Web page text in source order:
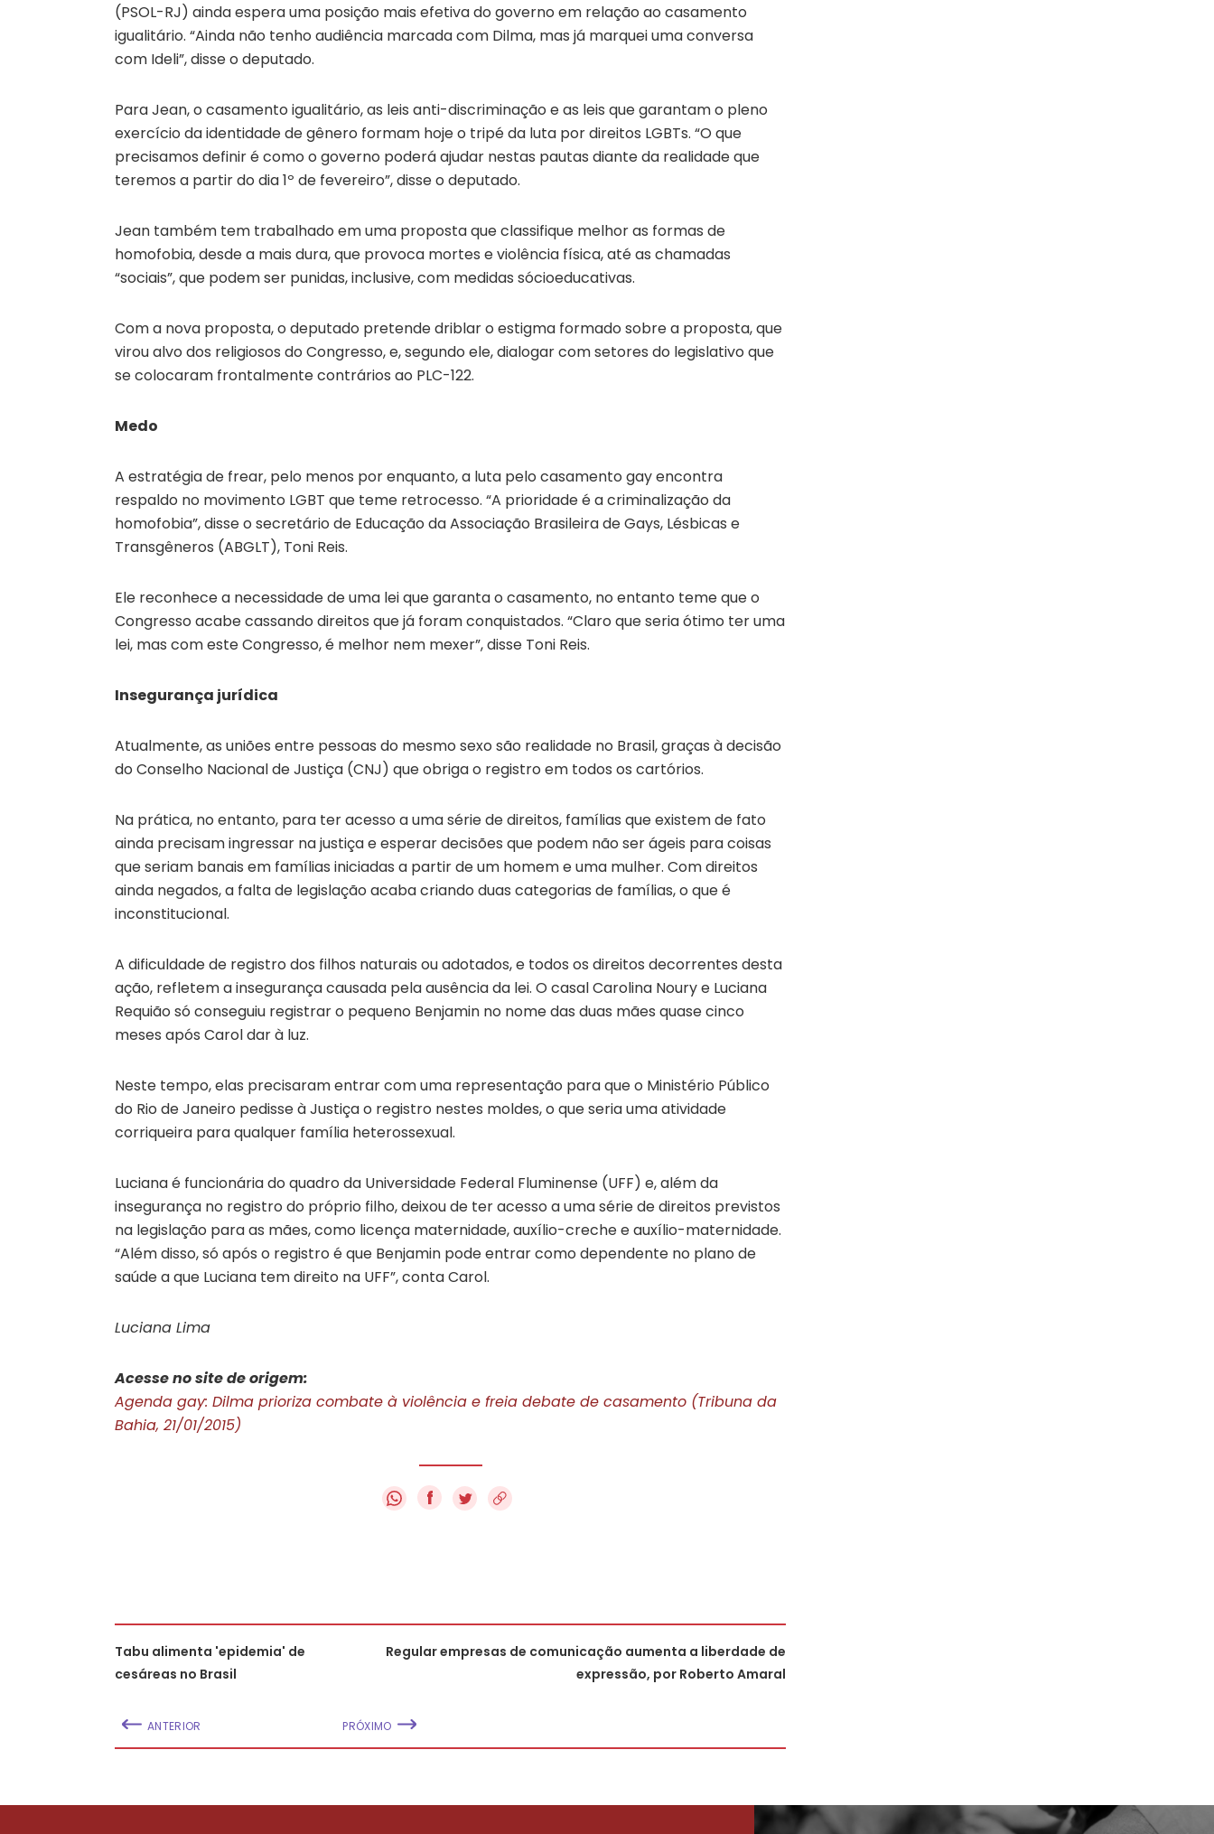
(PSOL-RJ) ainda espera uma posição mais efetiva do governo em relação ao casamento
igualitário. “Ainda não tenho audiência marcada com Dilma, mas já marquei uma conversa
com Ideli”, disse o deputado.
Para Jean, o casamento igualitário, as leis anti-discriminação e as leis que garantam o pleno
exercício da identidade de gênero formam hoje o tripé da luta por direitos LGBTs. “O que
precisamos definir é como o governo poderá ajudar nestas pautas diante da realidade que
teremos a partir do dia 1º de fevereiro”, disse o deputado.
Jean também tem trabalhado em uma proposta que classifique melhor as formas de
homofobia, desde a mais dura, que provoca mortes e violência física, até as chamadas
“sociais”, que podem ser punidas, inclusive, com medidas sócioeducativas.
Com a nova proposta, o deputado pretende driblar o estigma formado sobre a proposta, que
virou alvo dos religiosos do Congresso, e, segundo ele, dialogar com setores do legislativo que
se colocaram frontalmente contrários ao PLC-122.
Medo
A estratégia de frear, pelo menos por enquanto, a luta pelo casamento gay encontra
respaldo no movimento LGBT que teme retrocesso. “A prioridade é a criminalização da
homofobia”, disse o secretário de Educação da Associação Brasileira de Gays, Lésbicas e
Transgêneros (ABGLT), Toni Reis.
Ele reconhece a necessidade de uma lei que garanta o casamento, no entanto teme que o
Congresso acabe cassando direitos que já foram conquistados. “Claro que seria ótimo ter uma
lei, mas com este Congresso, é melhor nem mexer”, disse Toni Reis.
Insegurança jurídica
Atualmente, as uniões entre pessoas do mesmo sexo são realidade no Brasil, graças à decisão
do Conselho Nacional de Justiça (CNJ) que obriga o registro em todos os cartórios.
Na prática, no entanto, para ter acesso a uma série de direitos, famílias que existem de fato
ainda precisam ingressar na justiça e esperar decisões que podem não ser ágeis para coisas
que seriam banais em famílias iniciadas a partir de um homem e uma mulher. Com direitos
ainda negados, a falta de legislação acaba criando duas categorias de famílias, o que é
inconstitucional.
A dificuldade de registro dos filhos naturais ou adotados, e todos os direitos decorrentes desta
ação, refletem a insegurança causada pela ausência da lei. O casal Carolina Noury e Luciana
Requião só conseguiu registrar o pequeno Benjamin no nome das duas mães quase cinco
meses após Carol dar à luz.
Neste tempo, elas precisaram entrar com uma representação para que o Ministério Público
do Rio de Janeiro pedisse à Justiça o registro nestes moldes, o que seria uma atividade
corriqueira para qualquer família heterossexual.
Luciana é funcionária do quadro da Universidade Federal Fluminense (UFF) e, além da
insegurança no registro do próprio filho, deixou de ter acesso a uma série de direitos previstos
na legislação para as mães, como licença maternidade, auxílio-creche e auxílio-maternidade.
“Além disso, só após o registro é que Benjamin pode entrar como dependente no plano de
saúde a que Luciana tem direito na UFF”, conta Carol.
Luciana Lima
Acesse no site de origem:
Agenda gay: Dilma prioriza combate à violência e freia debate de casamento (Tribuna da
Bahia, 21/01/2015)
f
Tabu alimenta 'epidemia' de
cesáreas no Brasil
ANTERIOR
Regular empresas de comunicação aumenta a liberdade de
expressão, por Roberto Amaral
PRÓXIMO